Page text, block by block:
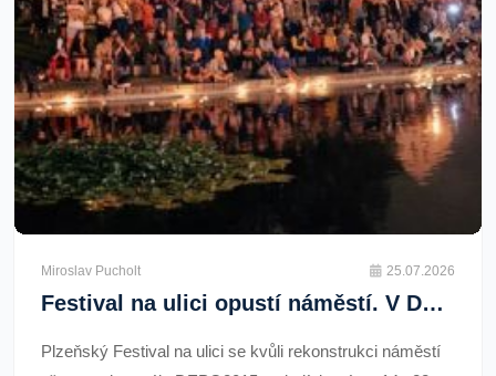
Miroslav Pucholt 25.07.2026
Festival na ulici opustí náměstí. V DEPO2015 nabídne Marpa i 150 účinkujících
Plzeňský Festival na ulici se kvůli rekonstrukci náměstí